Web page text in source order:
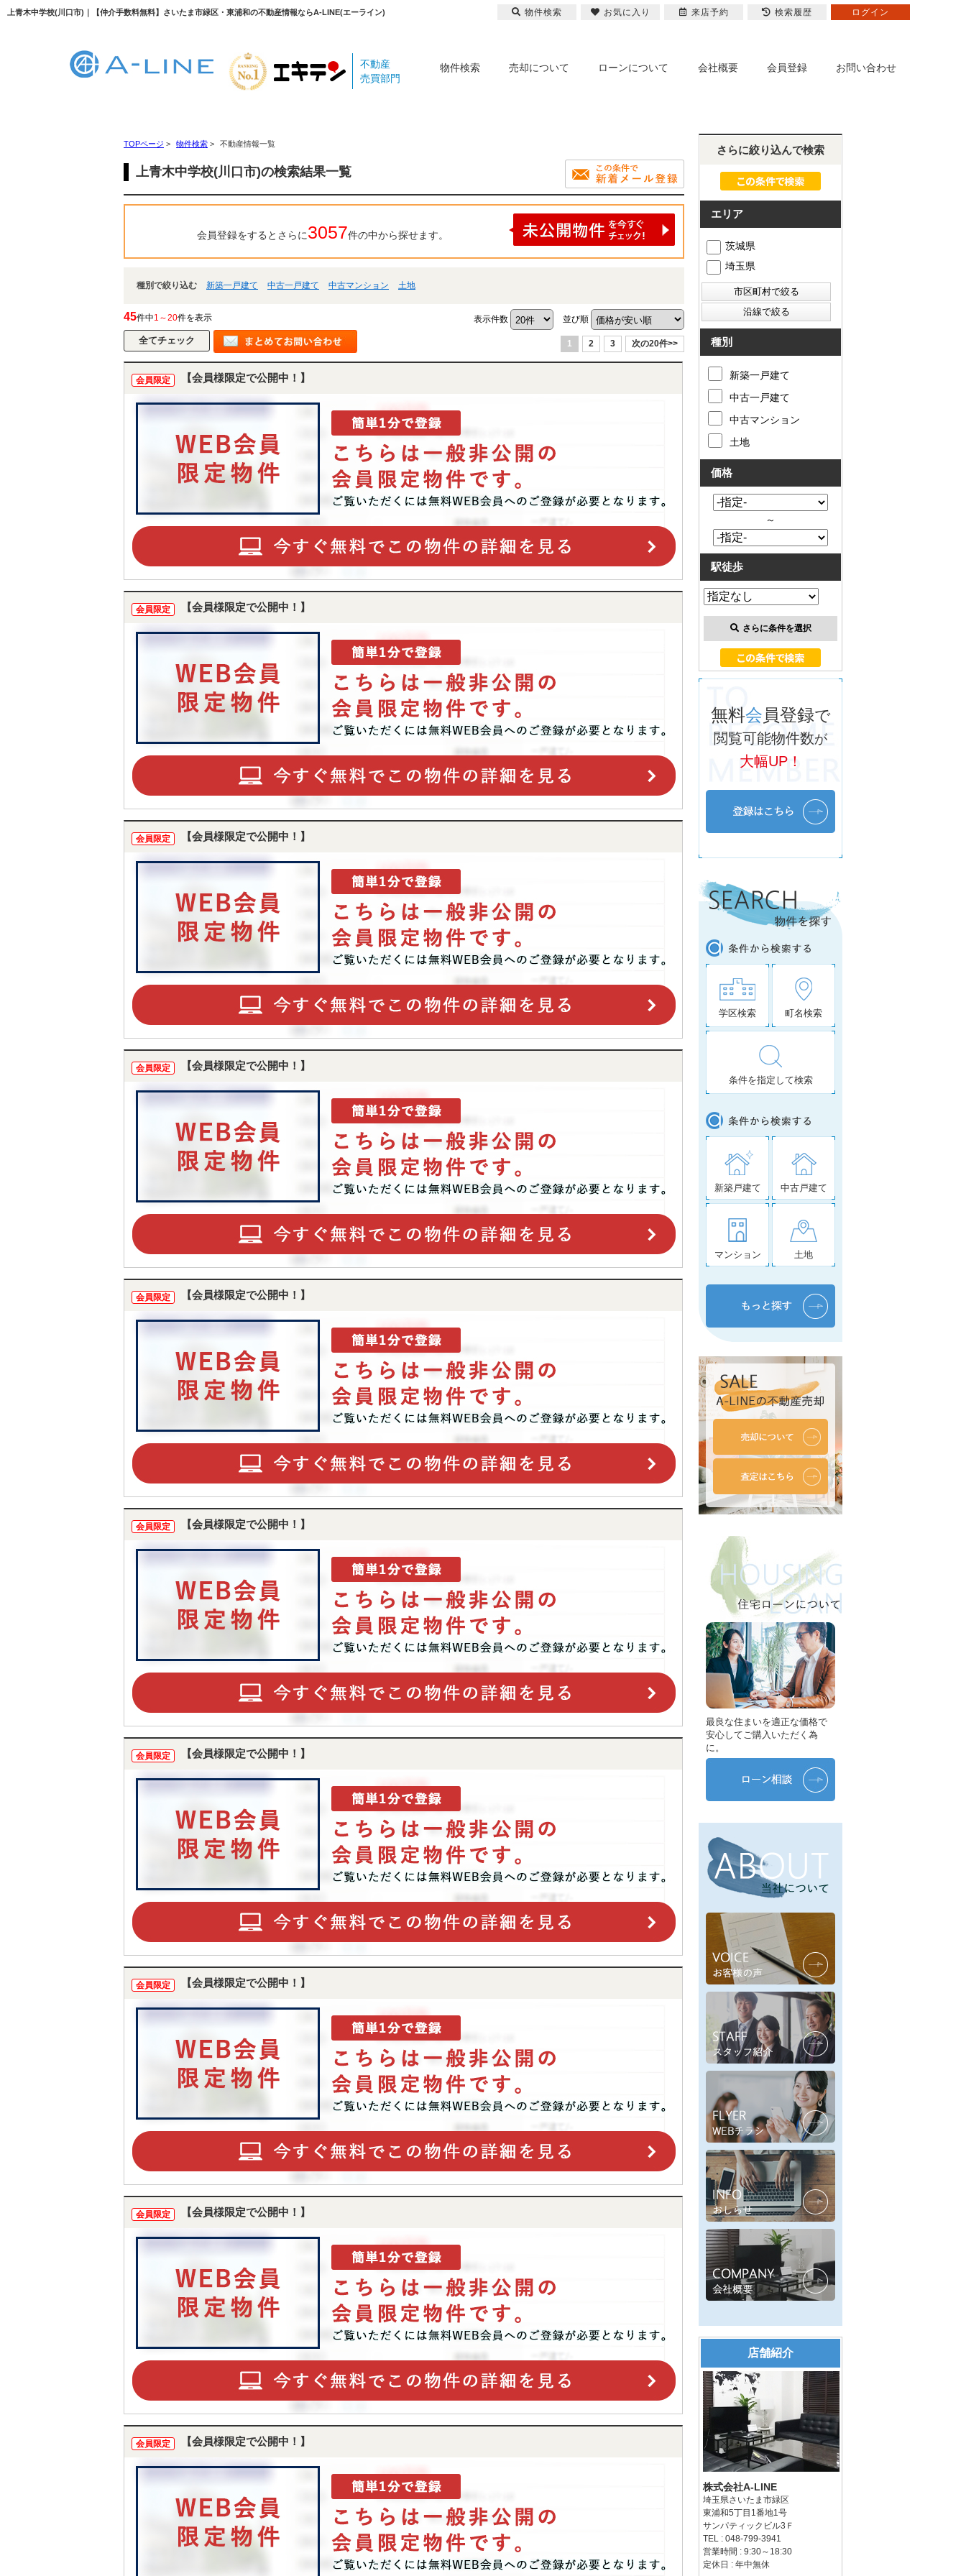
上青木中学校(川口市)｜【仲介手数料無料】さいたま市緑区・東浦和の不動産情報ならA-LINE(エーライン)
不動産
売買部門
物件検索 売却について ローンについて 会社概要 会員登録 お問い合わせ
TOPページ > 物件検索 > 不動産情報一覧
上青木中学校(川口市)の検索結果一覧
会員登録をするとさらに3057件の中から探せます。
種別で絞り込む 新築一戸建て 中古一戸建て 中古マンション 土地
45件中1～20件を表示 表示件数 並び順
1 2 3 次の20件>>
会員限定 【会員様限定で公開中！】
会員限定 【会員様限定で公開中！】
会員限定 【会員様限定で公開中！】
会員限定 【会員様限定で公開中！】
会員限定 【会員様限定で公開中！】
会員限定 【会員様限定で公開中！】
会員限定 【会員様限定で公開中！】
会員限定 【会員様限定で公開中！】
会員限定 【会員様限定で公開中！】
会員限定 【会員様限定で公開中！】
さらに絞り込んで検索
エリア
茨城県
埼玉県
種別
新築一戸建て
中古一戸建て
中古マンション
土地
価格
～
駅徒歩
さらに条件を選択
無料会員登録で
閲覧可能物件数が
大幅UP！
学区検索 町名検索
条件を指定して検索
新築戸建て 中古戸建て
マンション 土地
最良な住まいを適正な価格で
安心してご購入いただく為
に。
店舗紹介
株式会社A-LINE
埼玉県さいたま市緑区
東浦和5丁目1番地1号
サンパティックビル3Ｆ
TEL : 048-799-3941
営業時間 : 9:30～18:30
定休日 : 年中無休
物件検索 お気に入り 来店予約 検索履歴 ログイン